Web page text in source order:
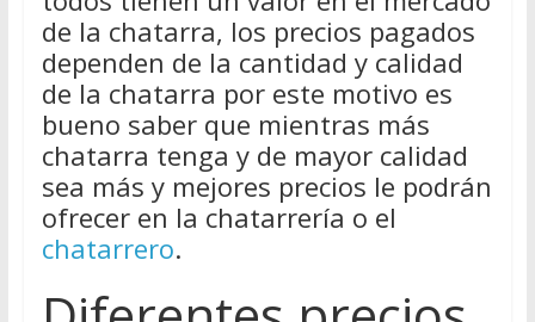
de la chatarra, los precios pagados
dependen de la cantidad y calidad
de la chatarra por este motivo es
bueno saber que mientras más
chatarra tenga y de mayor calidad
sea más y mejores precios le podrán
ofrecer en la chatarrería o el
chatarrero.